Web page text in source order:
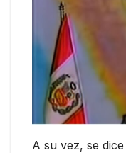
A su vez, se